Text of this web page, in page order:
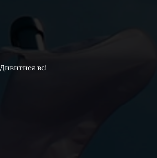
Дивитися всі